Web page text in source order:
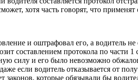
хотя часть говорят, что
и оштрафовал его, а водитель
составлением протокола по
силу и его было невозможно
если водитель отказывается от
законов, которые обязывали бы